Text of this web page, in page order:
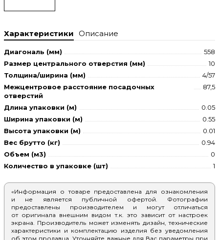
Характеристики Описание
Диагональ (мм)
558
Размер центрального отверстия (мм)
10
Толщина/ширина (мм)
4/57
Межцентровое расстояние посадочных
отверстий
87,5
Длина упаковки (м)
0.05
Ширина упаковки (м)
0.55
Высота упаковки (м)
0.01
Вес брутто (кг)
0.94
Объем (м3)
0
Количество в упаковке (шт)
1
«Информация о товаре предоставлена для ознакомления
и не является публичной офертой. Фотографии
предоставлены производителем и могут отличаться
от оригинала внешним видом т.к. это зависит от настроек
экрана. Производитель может изменять дизайн, технические
характеристики и комплектацию изделия без уведомления
об этом продавца. Уточняйте важные для Вас параметры при